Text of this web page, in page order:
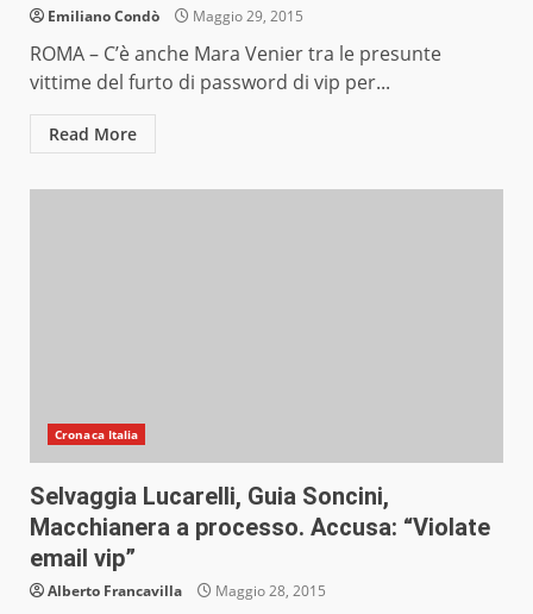
Emiliano Condò Maggio 29, 2015
ROMA – C’è anche Mara Venier tra le presunte
vittime del furto di password di vip per...
Read More
Cronaca Italia
Selvaggia Lucarelli, Guia Soncini,
Macchianera a processo. Accusa: “Violate
email vip”
Alberto Francavilla Maggio 28, 2015